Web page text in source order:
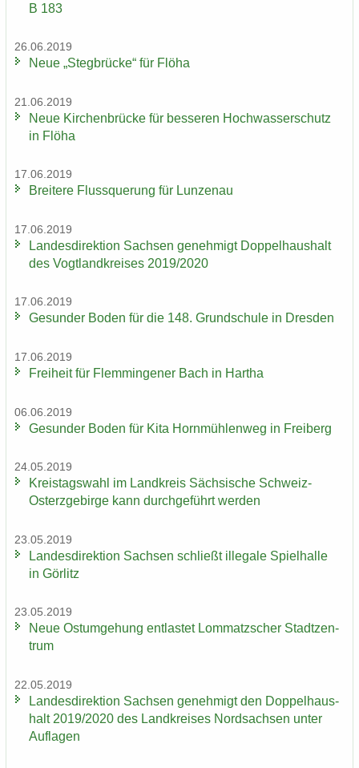
B 183
26.06.2019
Neue „Steg­brü­cke“ für Flöha
21.06.2019
Neue Kir­chen­brü­cke für bes­se­ren Hoch­was­ser­schutz
in Flöha
17.06.2019
Brei­te­re Fluss­que­rung für Lun­zen­au
17.06.2019
Lan­des­di­rek­ti­on Sach­sen ge­neh­migt Dop­pel­haus­halt
des Vogt­land­krei­ses 2019/2020
17.06.2019
Ge­sun­der Boden für die 148. Grund­schu­le in Dres­den
17.06.2019
Frei­heit für Flem­min­ge­ner Bach in Har­tha
06.06.2019
Ge­sun­der Boden für Kita Horn­müh­len­weg in Frei­berg
24.05.2019
Kreis­tags­wahl im Land­kreis Säch­si­sche Schweiz-​
Osterzgebirge kann durch­ge­führt wer­den
23.05.2019
Lan­des­di­rek­ti­on Sach­sen schließt il­le­ga­le Spiel­hal­le
in Gör­litz
23.05.2019
Neue Ost­um­ge­hung ent­las­tet Lom­matz­scher Stadt­zen­
trum
22.05.2019
Lan­des­di­rek­ti­on Sach­sen ge­neh­migt den Dop­pel­haus­
halt 2019/2020 des Land­krei­ses Nord­sach­sen unter
Auf­la­gen